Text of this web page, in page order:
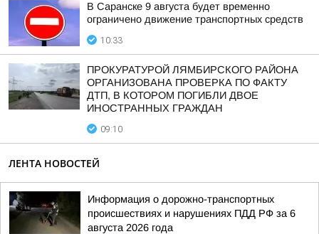
В Саранске 9 августа будет временно
ограничено движение транспортных средств
10:33
ПРОКУРАТУРОЙ ЛЯМБИРСКОГО РАЙОНА
ОРГАНИЗОВАНА ПРОВЕРКА ПО ФАКТУ
ДТП, В КОТОРОМ ПОГИБЛИ ДВОЕ
ИНОСТРАННЫХ ГРАЖДАН
09:10
ЛЕНТА НОВОСТЕЙ
Информация о дорожно-транспортных
происшествиях и нарушениях ПДД РФ за 6
августа 2026 года